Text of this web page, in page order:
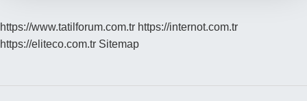
https://www.tatilforum.com.tr https://internot.com.tr
https://eliteco.com.tr Sitemap